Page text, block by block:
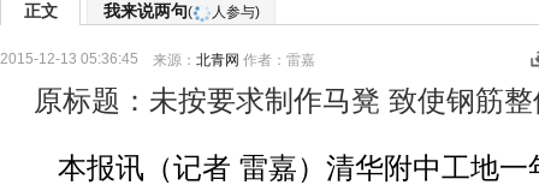
正文 我来说两句( 人参与)
2015-12-13 05:36:45 来源： 北青网 作者：雷嘉
原标题：未按要求制作马凳 致使钢筋
本报讯（记者 雷嘉）清华附中工地一